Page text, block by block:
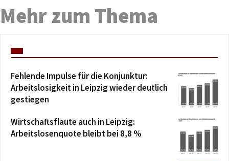
Mehr zum Thema
Fehlende Impulse für die Konjunktur:
Arbeitslosigkeit in Leipzig wieder deutlich
gestiegen
Wirtschaftsflaute auch in Leipzig:
Arbeitslosenquote bleibt bei 8,8 %